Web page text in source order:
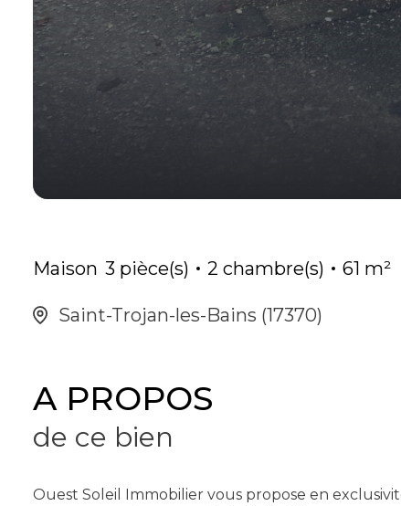
Maison 3 pièce(s) 2 chambre(s) 61 m²
Saint-Trojan-les-Bains (17370)
A PROPOS
de ce bien
Ouest Soleil Immobilier vous propose en